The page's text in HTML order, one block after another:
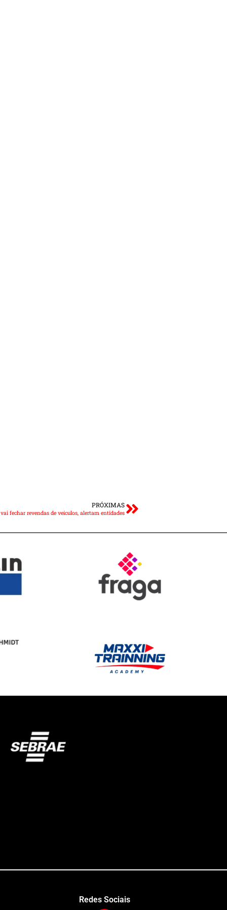
PRÓXIMAS
fechar revendas de veículos, alertam entidades
Redes Sociais